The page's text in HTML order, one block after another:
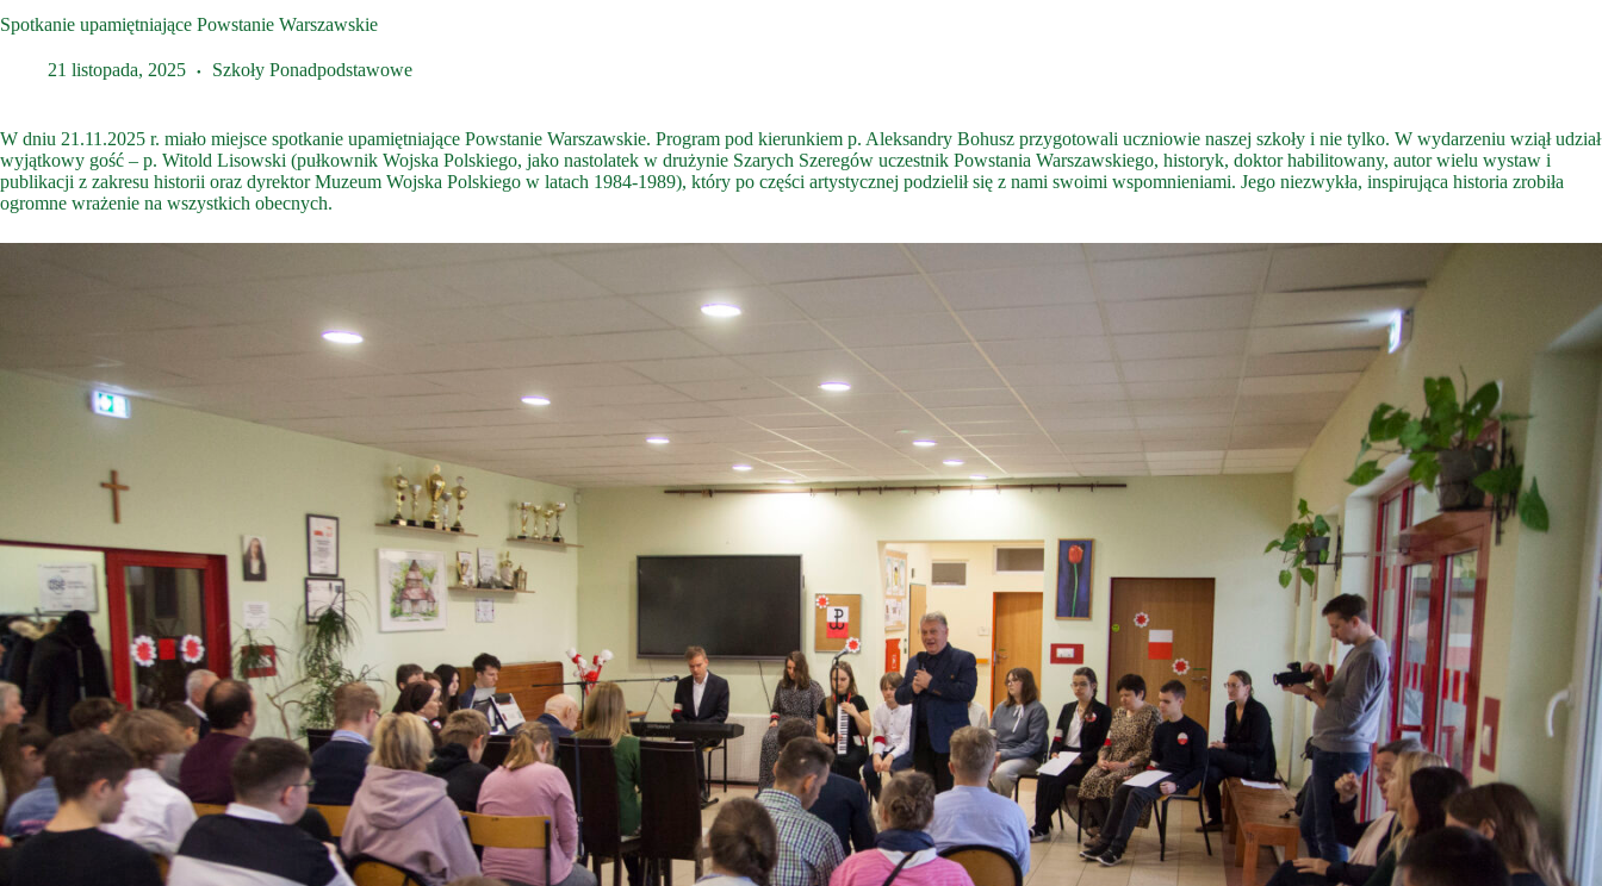
Spotkanie upamiętniające Powstanie Warszawskie
21 listopada, 2025 Szkoły Ponadpodstawowe
W dniu 21.11.2025 r. miało miejsce spotkanie upamiętniające Powstanie Warszawskie. Program pod kierunkiem p. Aleksandry Bohusz przygotowali uczniowie naszej szkoły i nie tylko. W wydarzeniu wziął udział
wyjątkowy gość – p. Witold Lisowski (pułkownik Wojska Polskiego, jako nastolatek w drużynie Szarych Szeregów uczestnik Powstania Warszawskiego, historyk, doktor habilitowany, autor wielu wystaw i
publikacji z zakresu historii oraz dyrektor Muzeum Wojska Polskiego w latach 1984-1989), który po części artystycznej podzielił się z nami swoimi wspomnieniami. Jego niezwykła, inspirująca historia zrobiła
ogromne wrażenie na wszystkich obecnych.